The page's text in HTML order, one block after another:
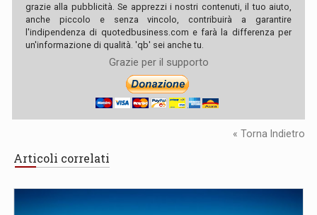
grazie alla pubblicità. Se apprezzi i nostri contenuti, il tuo aiuto,
anche piccolo e senza vincolo, contribuirà a garantire
l'indipendenza di quotedbusiness.com e farà la differenza per
un'informazione di qualità. 'qb' sei anche tu.
Grazie per il supporto
« Torna Indietro
Articoli correlati